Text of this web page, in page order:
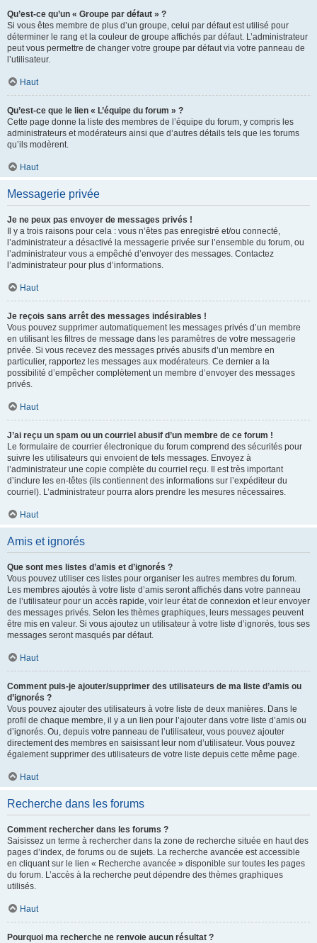
Qu’est-ce qu’un « Groupe par défaut » ?
Si vous êtes membre de plus d’un groupe, celui par défaut est utilisé pour
déterminer le rang et la couleur de groupe affichés par défaut. L’administrateur
peut vous permettre de changer votre groupe par défaut via votre panneau de
l’utilisateur.
Haut
Qu’est-ce que le lien « L’équipe du forum » ?
Cette page donne la liste des membres de l’équipe du forum, y compris les
administrateurs et modérateurs ainsi que d’autres détails tels que les forums
qu’ils modèrent.
Haut
Messagerie privée
Je ne peux pas envoyer de messages privés !
Il y a trois raisons pour cela : vous n’êtes pas enregistré et/ou connecté,
l’administrateur a désactivé la messagerie privée sur l’ensemble du forum, ou
l’administrateur vous a empêché d’envoyer des messages. Contactez
l’administrateur pour plus d’informations.
Haut
Je reçois sans arrêt des messages indésirables !
Vous pouvez supprimer automatiquement les messages privés d’un membre
en utilisant les filtres de message dans les paramètres de votre messagerie
privée. Si vous recevez des messages privés abusifs d’un membre en
particulier, rapportez les messages aux modérateurs. Ce dernier a la
possibilité d’empêcher complètement un membre d’envoyer des messages
privés.
Haut
J’ai reçu un spam ou un courriel abusif d’un membre de ce forum !
Le formulaire de courrier électronique du forum comprend des sécurités pour
suivre les utilisateurs qui envoient de tels messages. Envoyez à
l’administrateur une copie complète du courriel reçu. Il est très important
d’inclure les en-têtes (ils contiennent des informations sur l’expéditeur du
courriel). L’administrateur pourra alors prendre les mesures nécessaires.
Haut
Amis et ignorés
Que sont mes listes d’amis et d’ignorés ?
Vous pouvez utiliser ces listes pour organiser les autres membres du forum.
Les membres ajoutés à votre liste d’amis seront affichés dans votre panneau
de l’utilisateur pour un accès rapide, voir leur état de connexion et leur envoyer
des messages privés. Selon les thèmes graphiques, leurs messages peuvent
être mis en valeur. Si vous ajoutez un utilisateur à votre liste d’ignorés, tous ses
messages seront masqués par défaut.
Haut
Comment puis-je ajouter/supprimer des utilisateurs de ma liste d’amis ou
d’ignorés ?
Vous pouvez ajouter des utilisateurs à votre liste de deux manières. Dans le
profil de chaque membre, il y a un lien pour l’ajouter dans votre liste d’amis ou
d’ignorés. Ou, depuis votre panneau de l’utilisateur, vous pouvez ajouter
directement des membres en saisissant leur nom d’utilisateur. Vous pouvez
également supprimer des utilisateurs de votre liste depuis cette même page.
Haut
Recherche dans les forums
Comment rechercher dans les forums ?
Saisissez un terme à rechercher dans la zone de recherche située en haut des
pages d’index, de forums ou de sujets. La recherche avancée est accessible
en cliquant sur le lien « Recherche avancée » disponible sur toutes les pages
du forum. L’accès à la recherche peut dépendre des thèmes graphiques
utilisés.
Haut
Pourquoi ma recherche ne renvoie aucun résultat ?